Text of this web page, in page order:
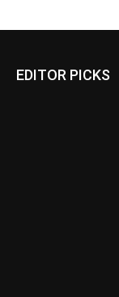
EDITOR PICKS